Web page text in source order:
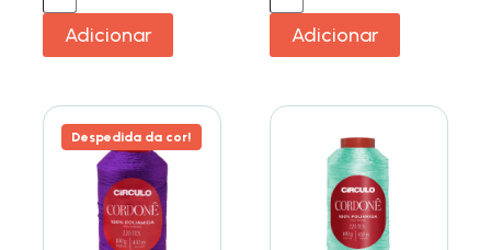
Adicionar Adicionar
Despedida da cor!